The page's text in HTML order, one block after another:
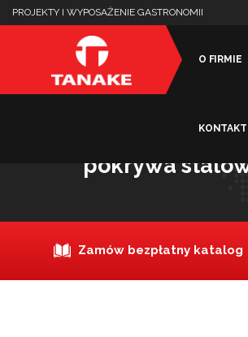
PROJEKTY I WYPOSAŻENIE GASTRONOMII
O FIRMIE
KONTAKT
pokrywa
Zamów bezpłatny katalog